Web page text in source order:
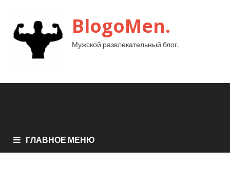
BlogoMen.
Мужской развлекательный блог.
ГЛАВНОЕ МЕНЮ